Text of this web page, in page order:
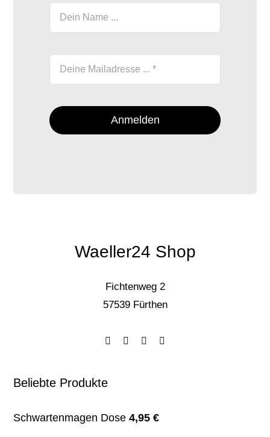
Anmelden
Waeller24 Shop
Fichtenweg 2
57539 Fürthen
Beliebte Produkte
Schwartenmagen Dose 4,95€